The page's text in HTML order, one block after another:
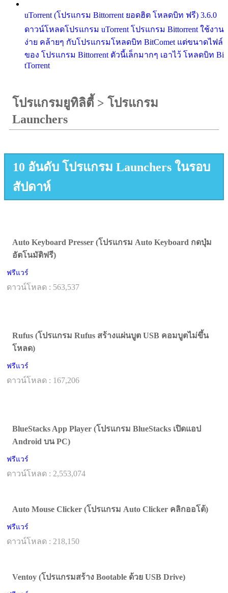
uTorrent (โปรแกรม Bittorrent ยอดฮิต โหลดบิท ฟรี) 3.6.0
ดาวน์โหลดโปรแกรม uTorrent โปรแกรม Bittorrent ใช้งาน
ง่าย คล้ายๆ กับโปรแกรมโหลดบิท BitComet แต่ขนาดไฟล์
ของ โปรแกรม Bittorrent ตัวนี้เล็กมากๆ เอาไว้ โหลดบิท Bi
tTorrent
โปรแกรมยูทิลิตี้ > โปรแกรม
Launchers
10 อันดับ โปรแกรม Launchers ในรอบ
สัปดาห์
Auto Keyboard Presser (โปรแกรม Auto Keyboard กดปุ่ม
อัตโนมัติฟรี)
ฟรีแวร์
ดาวน์โหลด : 563,537
Rufus (โปรแกรม Rufus สร้างแผ่นบูต USB คอมบูตไม่ขึ้น
โหลด)
ฟรีแวร์
ดาวน์โหลด : 167,206
BlueStacks App Player (โปรแกรม BlueStacks เปิดแอป
Android บน PC)
ฟรีแวร์
ดาวน์โหลด : 2,553,074
Auto Mouse Clicker (โปรแกรม Auto Clicker คลิกออโต้)
ฟรีแวร์
ดาวน์โหลด : 218,150
Ventoy (โปรแกรมสร้าง Bootable ด้วย USB Drive)